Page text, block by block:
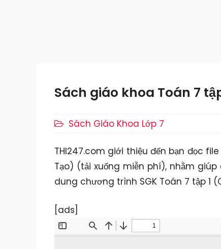
Sách giáo khoa Toán 7
Danh
Sách Giáo Khoa Lớp 7
THI247.com giới thiệu đến bạn đọc
Tạo) (tải xuống miễn phí), nhằm
dung chương trình SGK Toán 7 tập 1
[ads]